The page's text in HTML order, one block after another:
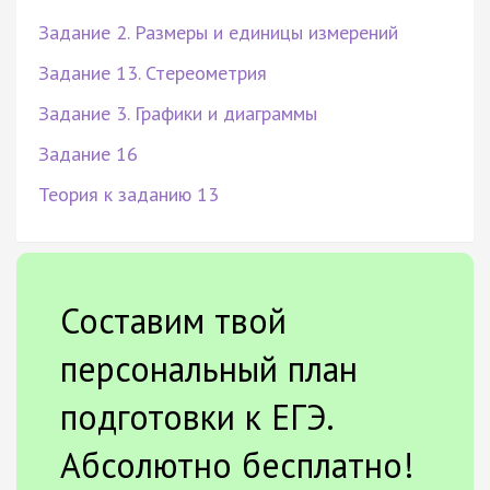
Задание 2. Размеры и единицы измерений
Задание 13. Стереометрия
Задание 3. Графики и диаграммы
Задание 16
Теория к заданию 13
Составим твой
персональный план
подготовки к ЕГЭ.
Абсолютно бесплатно!